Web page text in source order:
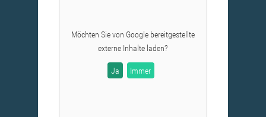
Möchten Sie von Google bereitgestellte
externe Inhalte laden?
Ja Immer